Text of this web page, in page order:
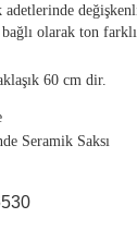
adetlerinde
olarak ton
60 cm dir.
Seramik Saksı